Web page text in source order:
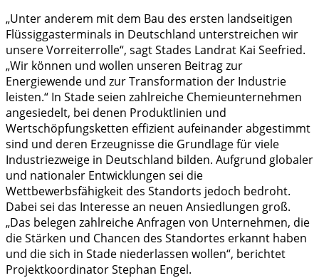
„Unter anderem mit dem Bau des ersten landseitigen
Flüssiggasterminals in Deutschland unterstreichen wir
unsere Vorreiterrolle“, sagt Stades Landrat Kai Seefried.
„Wir können und wollen unseren Beitrag zur
Energiewende und zur Transformation der Industrie
leisten.“ In Stade seien zahlreiche Chemieunternehmen
angesiedelt, bei denen Produktlinien und
Wertschöpfungsketten effizient aufeinander abgestimmt
sind und deren Erzeugnisse die Grundlage für viele
Industriezweige in Deutschland bilden. Aufgrund globaler
und nationaler Entwicklungen sei die
Wettbewerbsfähigkeit des Standorts jedoch bedroht.
Dabei sei das Interesse an neuen Ansiedlungen groß.
„Das belegen zahlreiche Anfragen von Unternehmen, die
die Stärken und Chancen des Standortes erkannt haben
und die sich in Stade niederlassen wollen“, berichtet
Projektkoordinator Stephan Engel.